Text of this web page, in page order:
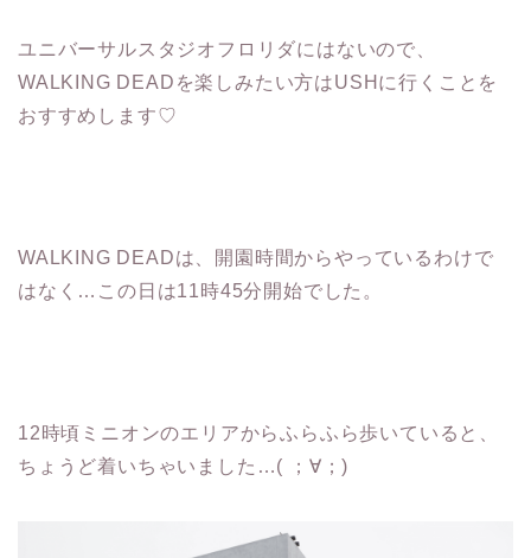
ユニバーサルスタジオフロリダにはないので、
WALKING DEADを楽しみたい方はUSHに行くことを
おすすめします♡
WALKING DEADは、開園時間からやっているわけで
はなく…この日は11時45分開始でした。
12時頃ミニオンのエリアからふらふら歩いていると、
ちょうど着いちゃいました…( ；∀；)